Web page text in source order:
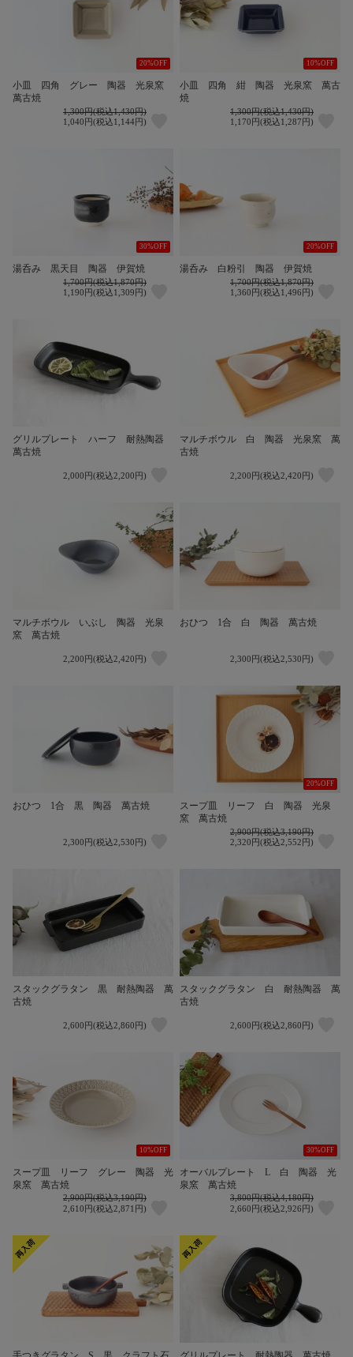
20%OFF
小皿 四角 グレー 陶器 光泉窯
萬古焼
1,300円(税込1,430円)
1,040円(税込1,144円)
10%OFF
小皿 四角 紺 陶器 光泉窯 萬古
焼
1,300円(税込1,430円)
1,170円(税込1,287円)
30%OFF
湯呑み 黒天目 陶器 伊賀焼
1,700円(税込1,870円)
1,190円(税込1,309円)
20%OFF
湯呑み 白粉引 陶器 伊賀焼
1,700円(税込1,870円)
1,360円(税込1,496円)
グリルプレート ハーフ 耐熱陶器
萬古焼
2,000円(税込2,200円)
マルチボウル 白 陶器 光泉窯 萬
古焼
2,200円(税込2,420円)
マルチボウル いぶし 陶器 光泉
窯 萬古焼
2,200円(税込2,420円)
おひつ 1合 白 陶器 萬古焼
2,300円(税込2,530円)
おひつ 1合 黒 陶器 萬古焼
2,300円(税込2,530円)
20%OFF
スープ皿 リーフ 白 陶器 光泉
窯 萬古焼
2,900円(税込3,190円)
2,320円(税込2,552円)
スタックグラタン 黒 耐熱陶器 萬
古焼
2,600円(税込2,860円)
スタックグラタン 白 耐熱陶器 萬
古焼
2,600円(税込2,860円)
10%OFF
スープ皿 リーフ グレー 陶器 光
泉窯 萬古焼
2,900円(税込3,190円)
2,610円(税込2,871円)
30%OFF
オーバルプレート L 白 陶器 光
泉窯 萬古焼
3,800円(税込4,180円)
2,660円(税込2,926円)